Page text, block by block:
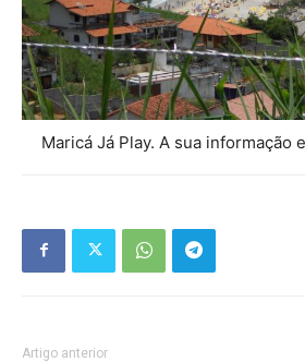
Maricá Já Play. A sua informação
Artigo anterior